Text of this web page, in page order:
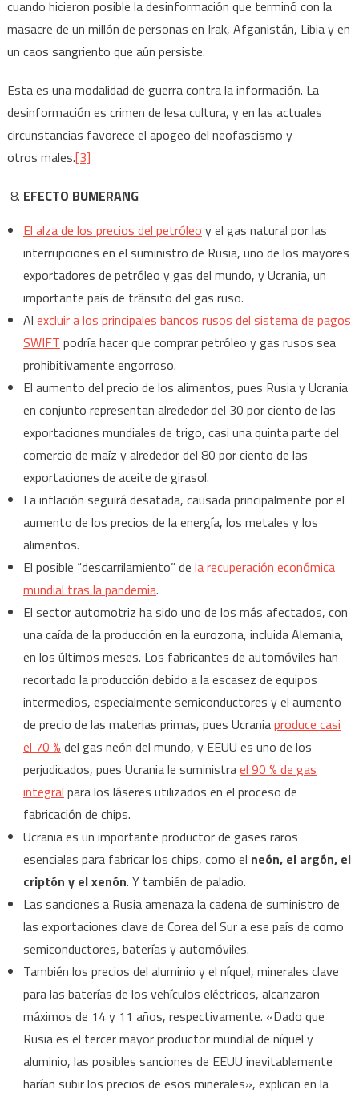
cuando hicieron posible la desinformación que terminó con la
masacre de un millón de personas en Irak, Afganistán, Libia y en
un caos sangriento que aún persiste.
Esta es una modalidad de guerra contra la información. La
desinformación es crimen de lesa cultura, y en las actuales
circunstancias favorece el apogeo del neofascismo y
otros males.[3]
EFECTO BUMERANG
El alza de los precios del petróleo y el gas natural por las
interrupciones en el suministro de Rusia, uno de los mayores
exportadores de petróleo y gas del mundo, y Ucrania, un
importante país de tránsito del gas ruso.
Al excluir a los principales bancos rusos del sistema de pagos
SWIFT podría hacer que comprar petróleo y gas rusos sea
prohibitivamente engorroso.
El aumento del precio de los alimentos,pues Rusia y Ucrania
en conjunto representan alrededor del 30 por ciento de las
exportaciones mundiales de trigo, casi una quinta parte del
comercio de maíz y alrededor del 80 por ciento de las
exportaciones de aceite de girasol.
La inflación seguirá desatada, causada principalmente por el
aumento de los precios de la energía, los metales y los
alimentos.
El posible “descarrilamiento” de la recuperación económica
mundial tras la pandemia.
El sector automotriz ha sido uno de los más afectados, con
una caída de la producción en la eurozona, incluida Alemania,
en los últimos meses. Los fabricantes de automóviles han
recortado la producción debido a la escasez de equipos
intermedios, especialmente semiconductores y el aumento
de precio de las materias primas, pues Ucraniaproduce casi
el 70 % del gas neón del mundo, y EEUU es uno de los
perjudicados, pues Ucrania le suministrael 90 % de gas
integral para los láseres utilizados en el proceso de
fabricación de chips.
Ucrania es un importante productor de gases raros
esenciales para fabricar los chips, como el neón, el argón, el
criptón y el xenón. Y también de paladio.
Las sanciones a Rusia amenaza la cadena de suministro de
las exportaciones clave de Corea del Sur a ese país de como
semiconductores, baterías y automóviles.
También los precios del aluminio y el níquel, minerales clave
para las baterías de los vehículos eléctricos, alcanzaron
máximos de 14 y 11 años, respectivamente. «Dado que
Rusia es el tercer mayor productor mundial de níquel y
aluminio, las posibles sanciones de EEUU inevitablemente
harían subir los precios de esos minerales», explican en la